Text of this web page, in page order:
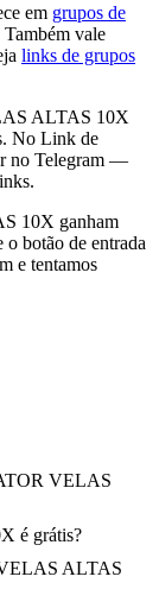
em grupos de
vale
links de grupos
ALTAS 10X
No Link de
no Telegram —
10X ganham
botão de entrada
e tentamos
VELAS
é grátis?
ALTAS